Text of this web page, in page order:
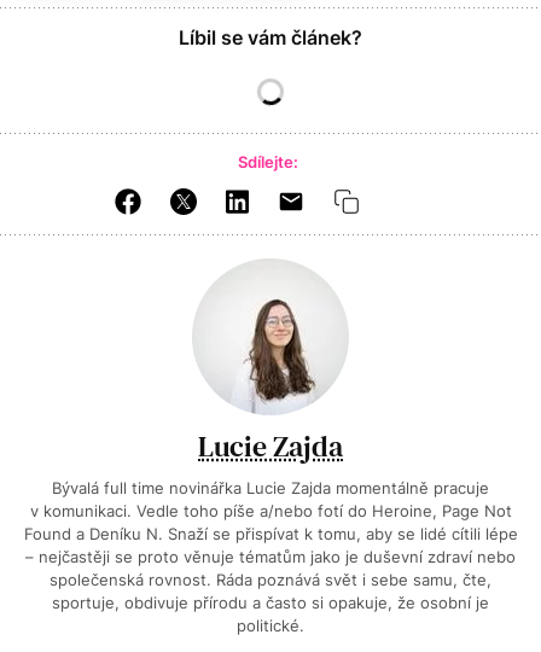
Líbil se vám článek?
Sdílejte:
Lucie Zajda
Bývalá full time novinářka Lucie Zajda momentálně pracuje
v komunikaci. Vedle toho píše a/nebo fotí do Heroine, Page Not
Found a Deníku N. Snaží se přispívat k tomu, aby se lidé cítili lépe
– nejčastěji se proto věnuje tématům jako je duševní zdraví nebo
společenská rovnost. Ráda poznává svět i sebe samu, čte,
sportuje, obdivuje přírodu a často si opakuje, že osobní je
politické.